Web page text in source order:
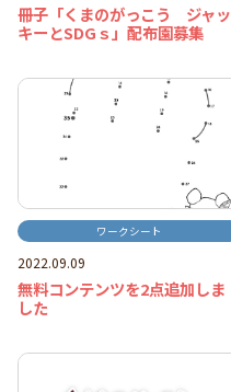
冊子「くまのがっこう ジャッ
キーとSDGｓ」配布園募集
ワークシート
2022.09.09
無料コンテンツを2点追加しま
した